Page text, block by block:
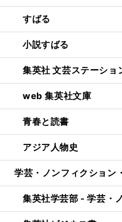
すばる
小説すばる
集英社 文芸ステーショ
web 集英社文庫
青春と読書
アジア人物史
学芸・ノンフィクション
集英社学芸部 - 学芸・